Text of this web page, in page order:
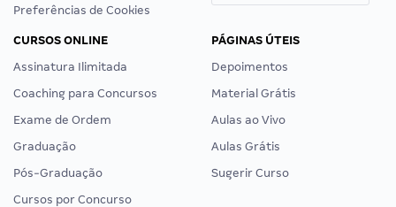
Preferências de Cookies
CURSOS ONLINE
Assinatura Ilimitada
Coaching para Concursos
Exame de Ordem
Graduação
Pós-Graduação
Cursos por Concurso
PÁGINAS ÚTEIS
Depoimentos
Material Grátis
Aulas ao Vivo
Aulas Grátis
Sugerir Curso